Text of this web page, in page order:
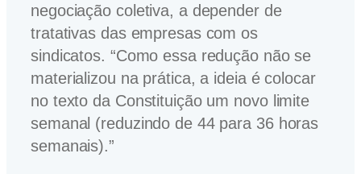
negociação coletiva, a depender de
tratativas das empresas com os
sindicatos. “Como essa redução não se
materializou na prática, a ideia é colocar
no texto da Constituição um novo limite
semanal (reduzindo de 44 para 36 horas
semanais).”